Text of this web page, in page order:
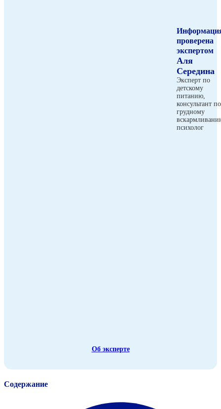
проверена
экспертом
Аля
Середина
Эксперт по
детскому
питанию,
консультант по
грудному
психолог
Об эксперте
Содержание